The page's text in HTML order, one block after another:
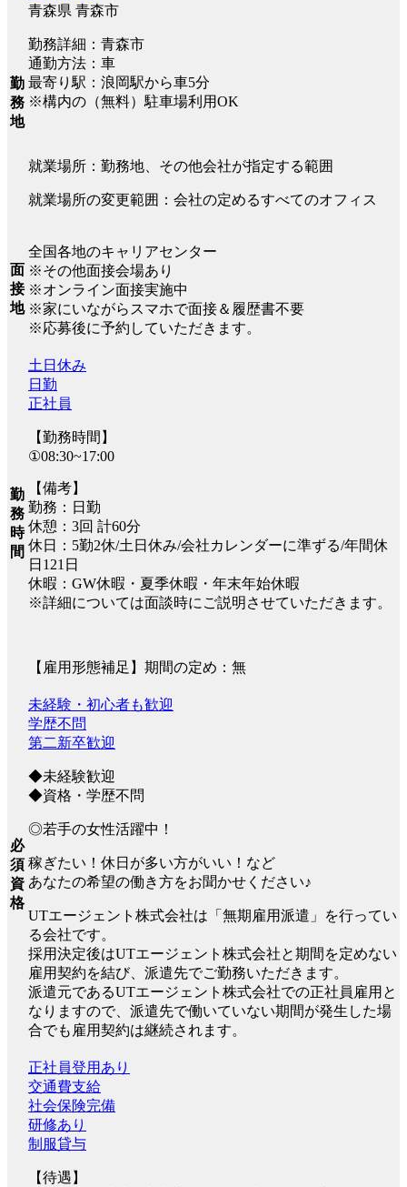
勤
務
地
青森県 青森市
勤務詳細：青森市
通勤方法：車
最寄り駅：浪岡駅から車5分
※構内の（無料）駐車場利用OK
就業場所：勤務地、その他会社が指定する範囲
就業場所の変更範囲：会社の定めるすべてのオフィス
面
接
地
全国各地のキャリアセンター
※その他面接会場あり
※オンライン面接実施中
※家にいながらスマホで面接＆履歴書不要
※応募後に予約していただきます。
勤
務
時
間
土日休み
日勤
正社員
【勤務時間】
①08:30~17:00
【備考】
勤務：日勤
休憩：3回 計60分
休日：5勤2休/土日休み/会社カレンダーに準ずる/年間休
日121日
休暇：GW休暇・夏季休暇・年末年始休暇
※詳細については面談時にご説明させていただきます。
【雇用形態補足】期間の定め：無
必
須
資
格
未経験・初心者も歓迎
学歴不問
第二新卒歓迎
◆未経験歓迎
◆資格・学歴不問
◎若手の女性活躍中！
稼ぎたい！休日が多い方がいい！など
あなたの希望の働き方をお聞かせください♪
UTエージェント株式会社は「無期雇用派遣」を行ってい
る会社です。
採用決定後はUTエージェント株式会社と期間を定めない
雇用契約を結び、派遣先でご勤務いただきます。
派遣元であるUTエージェント株式会社での正社員雇用と
なりますので、派遣先で働いていない期間が発生した場
合でも雇用契約は継続されます。
正社員登用あり
交通費支給
社会保険完備
研修あり
制服貸与
【待遇】